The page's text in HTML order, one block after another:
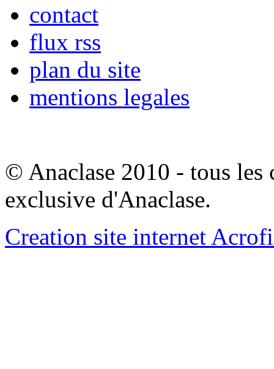
contact
flux rss
plan du site
mentions legales
© Anaclase 2010 - tous les
exclusive d'Anaclase.
Creation site internet